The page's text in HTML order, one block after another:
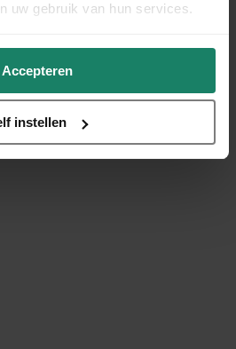
uw gebruik van hun services.
Accepteren
instellen